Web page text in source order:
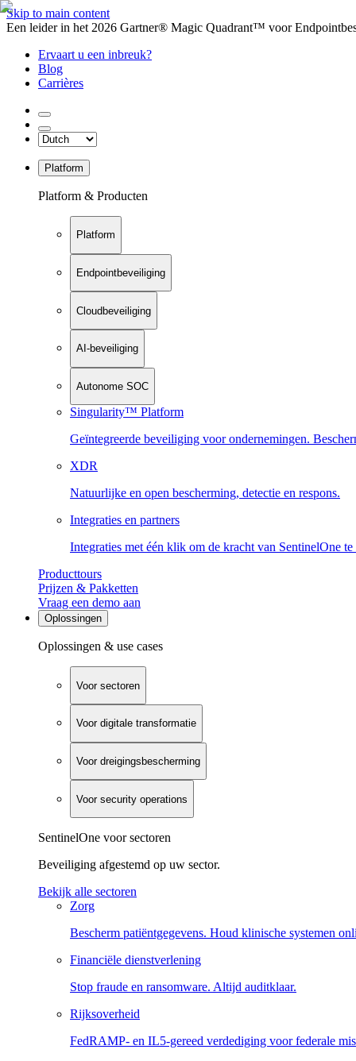
Skip to main content
Een leider in het 2026 Gartner® Magic Quadrant™ voor
Ervaart u een inbreuk?
Blog
Carrières
Platform
Platform & Producten
Platform
Endpointbeveiliging
Cloudbeveiliging
AI-beveiliging
Autonome SOC
Singularity™ Platform
Geïntegreerde beveiliging voor ondernemingen.
XDR
Natuurlijke en open bescherming, detectie en respons.
Integraties en partners
Integraties met één klik om de kracht van SentinelOne te
Producttours
Prijzen & Pakketten
Vraag een demo aan
Oplossingen
Oplossingen & use cases
Voor sectoren
Voor digitale transformatie
Voor dreigingsbescherming
Voor security operations
SentinelOne voor sectoren
Beveiliging afgestemd op uw sector.
Bekijk alle sectoren
Zorg
Bescherm patiëntgegevens. Houd klinische systemen
Financiële dienstverlening
Stop fraude en ransomware. Altijd auditklaar.
Rijksoverheid
FedRAMP- en IL5-gereed verdediging voor federale